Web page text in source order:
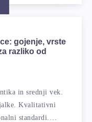
gojenje, vrste
razliko od
in srednji vek.
Kvalitativni
standardi.…